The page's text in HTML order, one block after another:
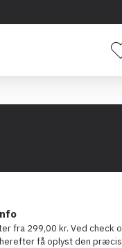
fra 299,00 kr. Ved check
få oplyst den